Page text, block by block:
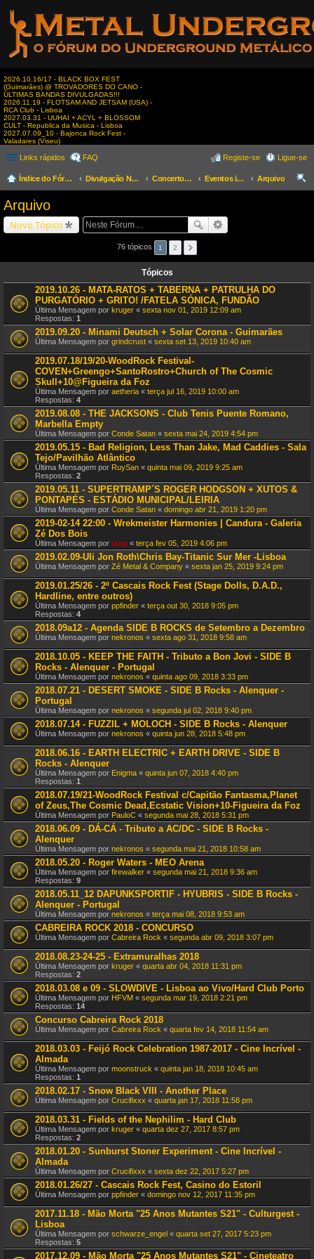
2026.10.16/17 - BLACK BOX FEST
(Guimarães) @ TROVADORES DO CANO -
ÚLTIMAS BANDAS DIVULGADAS!!!
2026.11.19 - FLOTSAM AND JETSAM (USA) -
RCA Club - Lisboa
2027.03.31 - UUHAI + ACYL + BLOSSOM
CULT - Republica da Musica - Lisboa
2027.07.09_10 - Bajonca Rock Fest -
Valadares (Viseu)
Links rápidos FAQ Ligue-se
Registe-se
Índice do Fórum Divulgação Nacional Concertos & Eventos Eventos igualmente interessantes
Arquivo
Arquivo
Novo Tópico
76 tópicos 1 2
Tópicos
2019.10.26 - MATA-RATOS + TABERNA + PATRULHA DO
PURGATÓRIO + GRITO! /FATELA SÓNICA, FUNDÃO
Última Mensagem por kruger « sexta nov 01, 2019 12:09 am
Respostas: 1
2019.09.20 - Minami Deutsch + Solar Corona - Guimarães
Última Mensagem por grindcrust « sexta set 13, 2019 10:40 am
2019.07.18/19/20-WoodRock Festival-
COVEN+Greengo+SantoRostro+Church of The Cosmic
Skull+10@Figueira da Foz
Última Mensagem por aetheria « terça jul 16, 2019 10:00 am
Respostas: 4
2019.08.08 - THE JACKSONS - Club Tenis Puente Romano,
Marbella Empty
Última Mensagem por Conde Satan « sexta mai 24, 2019 4:54 pm
2019.05.15 - Bad Religion, Less Than Jake, Mad Caddies - Sala
Tejo/Pavilhão Atlântico
Última Mensagem por RuySan « quinta mai 09, 2019 9:25 am
Respostas: 2
2019.05.11 - SUPERTRAMP´S ROGER HODGSON + XUTOS &
PONTAPÉS - ESTÁDIO MUNICIPAL/LEIRIA
Última Mensagem por Conde Satan « domingo abr 21, 2019 1:20 pm
2019-02-14 22:00 - Wrekmeister Harmonies | Candura - Galeria
Zé Dos Bois
Última Mensagem por lang « terça fev 05, 2019 4:06 pm
2019.02.09-Uli Jon Roth\Chris Bay-Titanic Sur Mer -Lisboa
Última Mensagem por Zé Metal & Company « sexta jan 25, 2019 9:24 pm
2019.01.25/26 - 2º Cascais Rock Fest (Stage Dolls, D.A.D.,
Hardline, entre outros)
Última Mensagem por ppfinder « terça out 30, 2018 9:05 pm
Respostas: 4
2018.09a12 - Agenda SIDE B ROCKS de Setembro a Dezembro
Última Mensagem por nekronos « sexta ago 31, 2018 9:58 am
2018.10.05 - KEEP THE FAITH - Tributo a Bon Jovi - SIDE B
Rocks - Alenquer - Portugal
Última Mensagem por nekronos « quinta ago 09, 2018 3:33 pm
2018.07.21 - DESERT SMOKE - SIDE B Rocks - Alenquer -
Portugal
Última Mensagem por nekronos « segunda jul 02, 2018 9:40 pm
2018.07.14 - FUZZIL + MOLOCH - SIDE B Rocks - Alenquer
Última Mensagem por nekronos « quinta jun 28, 2018 5:48 pm
2018.06.16 - EARTH ELECTRIC + EARTH DRIVE - SIDE B
Rocks - Alenquer
Última Mensagem por Enigma « quinta jun 07, 2018 4:40 pm
Respostas: 1
2018.07.19/21-WoodRock Festival c/Capitão Fantasma,Planet
of Zeus,The Cosmic Dead,Ecstatic Vision+10-Figueira da Foz
Última Mensagem por PauloC « segunda mai 28, 2018 5:31 pm
2018.06.09 - DÁ-CÁ - Tributo a AC/DC - SIDE B Rocks -
Alenquer
Última Mensagem por nekronos « segunda mai 21, 2018 10:58 am
2018.05.20 - Roger Waters - MEO Arena
Última Mensagem por firewalker « segunda mai 21, 2018 9:36 am
Respostas: 9
2018.05.11_12 DAPUNKSPORTIF - HYUBRIS - SIDE B Rocks -
Alenquer - Portugal
Última Mensagem por nekronos « terça mai 08, 2018 9:53 am
CABREIRA ROCK 2018 - CONCURSO
Última Mensagem por Cabreira Rock « segunda abr 09, 2018 3:07 pm
2018.08.23-24-25 - Extramuralhas 2018
Última Mensagem por kruger « quarta abr 04, 2018 11:31 pm
Respostas: 2
2018.03.08 e 09 - SLOWDIVE - Lisboa ao Vivo/Hard Club Porto
Última Mensagem por HFVM « segunda mar 19, 2018 2:21 pm
Respostas: 14
Concurso Cabreira Rock 2018
Última Mensagem por Cabreira Rock « quarta fev 14, 2018 11:54 am
2018.03.03 - Feijó Rock Celebration 1987-2017 - Cine Incrível -
Almada
Última Mensagem por moonstruck « quinta jan 18, 2018 10:45 am
Respostas: 1
2018.02.17 - Snow Black VIII - Another Place
Última Mensagem por Crucifixxx « quarta jan 17, 2018 11:58 pm
2018.03.31 - Fields of the Nephilim - Hard Club
Última Mensagem por kruger « quarta dez 27, 2017 8:57 pm
Respostas: 2
2018.01.20 - Sunburst Stoner Experiment - Cine Incrível -
Almada
Última Mensagem por Crucifixxx « sexta dez 22, 2017 5:27 pm
2018.01.26/27 - Cascais Rock Fest, Casino do Estoril
Última Mensagem por ppfinder « domingo nov 12, 2017 11:35 pm
2017.11.18 - Mão Morta "25 Anos Mutantes S21" - Culturgest -
Lisboa
Última Mensagem por schwarze_engel « quarta set 27, 2017 5:23 pm
Respostas: 5
2017.12.09 - Mão Morta "25 Anos Mutantes S21" - Cineteatro